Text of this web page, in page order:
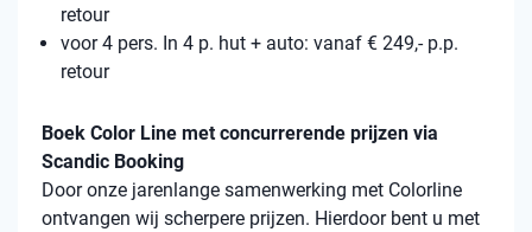
retour
voor 4 pers. In 4 p. hut + auto: vanaf € 249,- p.p.
retour
Boek Color Line met concurrerende prijzen via
Scandic Booking
Door onze jarenlange samenwerking met Colorline
ontvangen wij scherpere prijzen. Hierdoor bent u met